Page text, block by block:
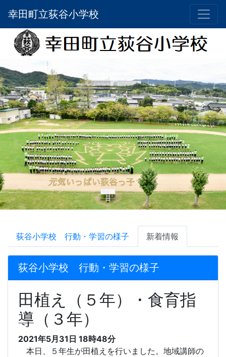
幸田町立荻谷小学校
荻谷小学校 行動・学習の様子 新着情報
荻谷小学校 行動・学習の様子
田植え（５年）・食育指
導（３年）
2021年5月31日 18時48分
本日、５年生が田植えを行いました。地域講師の